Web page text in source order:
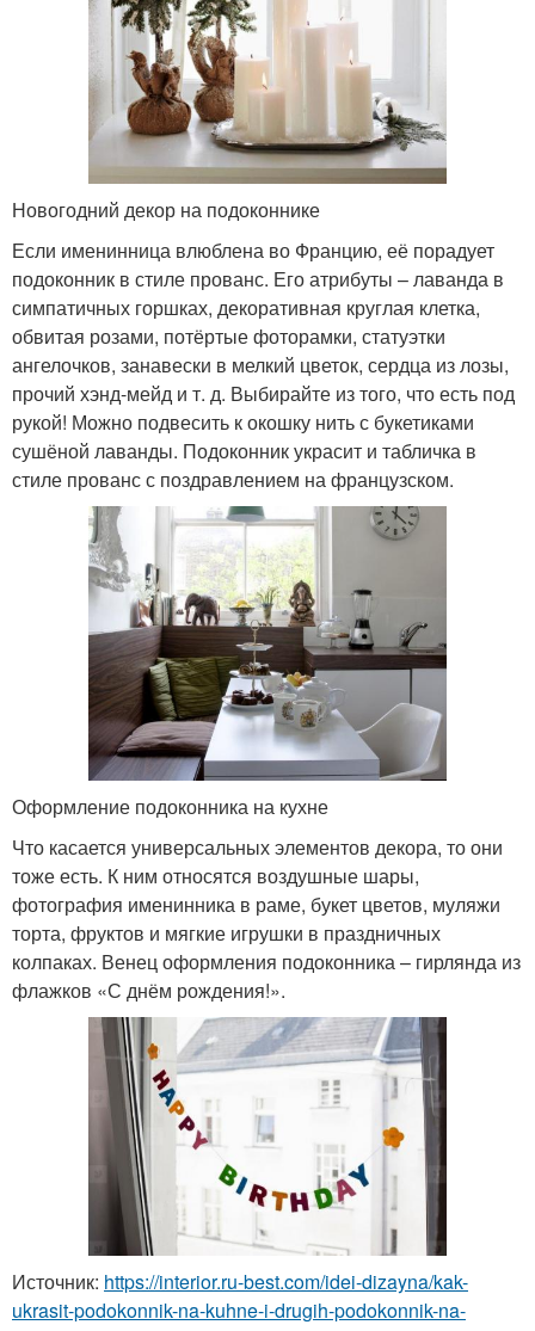
Новогодний декор на подоконнике
Если именинница влюблена во Францию, её порадует
подоконник в стиле прованс. Его атрибуты – лаванда в
симпатичных горшках, декоративная круглая клетка,
обвитая розами, потёртые фоторамки, статуэтки
ангелочков, занавески в мелкий цветок, сердца из лозы,
прочий хэнд-мейд и т. д. Выбирайте из того, что есть под
рукой! Можно подвесить к окошку нить с букетиками
сушёной лаванды. Подоконник украсит и табличка в
стиле прованс с поздравлением на французском.
Оформление подоконника на кухне
Что касается универсальных элементов декора, то они
тоже есть. К ним относятся воздушные шары,
фотография именинника в раме, букет цветов, муляжи
торта, фруктов и мягкие игрушки в праздничных
колпаках. Венец оформления подоконника – гирлянда из
флажков «С днём рождения!».
Источник: https://interior.ru-best.com/idei-dizayna/kak-
ukrasit-podokonnik-na-kuhne-i-drugih-podokonnik-na-